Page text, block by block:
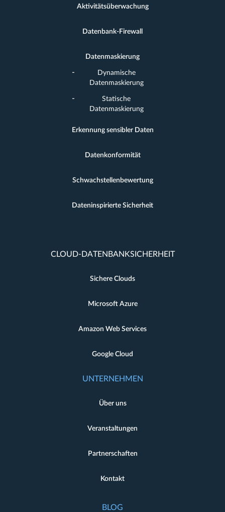
Aktivitätsüberwachung
Datenbank-Firewall
Datenmaskierung
Dynamische
Datenmaskierung
Statische
Datenmaskierung
Erkennung sensibler Daten
Datenkonformität
Schwachstellenbewertung
Dateninspirierte Sicherheit
CLOUD-DATENBANKSICHERHEIT
Sichere Clouds
Microsoft Azure
Amazon Web Services
Google Cloud
UNTERNEHMEN
Über uns
Veranstaltungen
Partnerschaften
Kontakt
BLOG